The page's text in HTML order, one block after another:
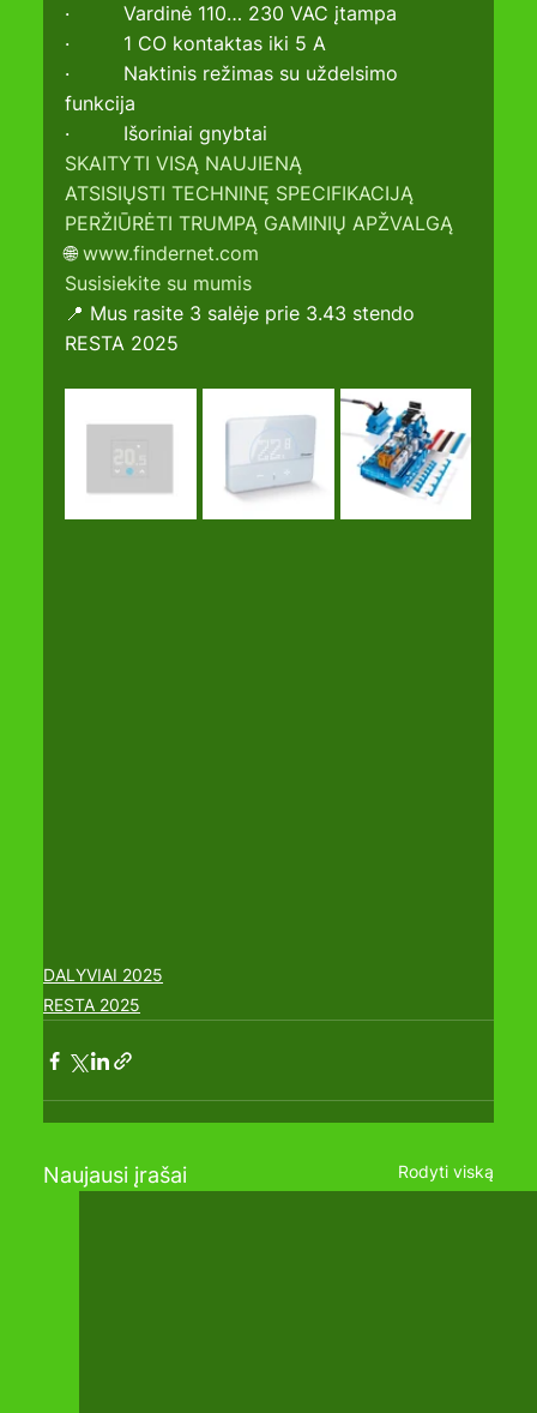
·         Vardinė 110… 230 VAC įtampa
·         1 CO kontaktas iki 5 A
·         Naktinis režimas su uždelsimo
funkcija
·         Išoriniai gnybtai
SKAITYTI VISĄ NAUJIENĄ
ATSISIŲSTI TECHNINĘ SPECIFIKACIJĄ
PERŽIŪRĖTI TRUMPĄ GAMINIŲ APŽVALGĄ
🌐 www.findernet.com
Susisiekite su mumis
📍 Mus rasite 3 salėje prie 3.43 stendo
RESTA 2025
DALYVIAI 2025
RESTA 2025
Naujausi įrašai Rodyti viską